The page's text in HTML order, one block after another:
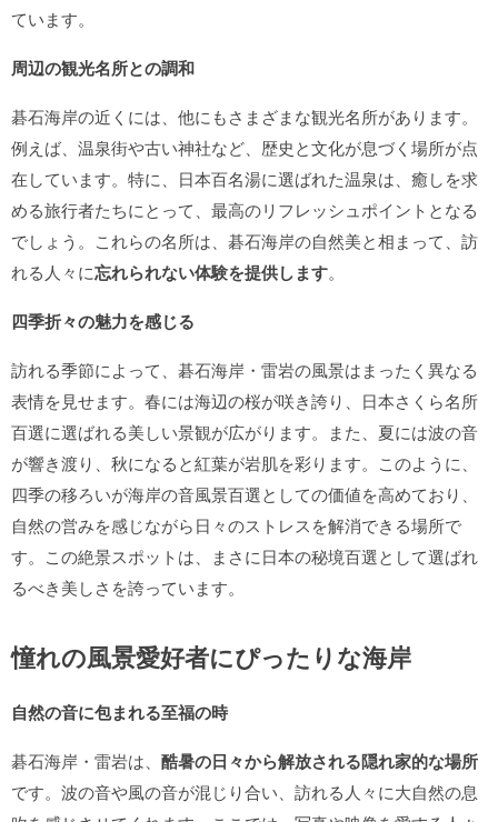
ています。
周辺の観光名所との調和
碁石海岸の近くには、他にもさまざまな観光名所があります。
例えば、温泉街や古い神社など、歴史と文化が息づく場所が点
在しています。特に、日本百名湯に選ばれた温泉は、癒しを求
める旅行者たちにとって、最高のリフレッシュポイントとなる
でしょう。これらの名所は、碁石海岸の自然美と相まって、訪
れる人々に忘れられない体験を提供します。
四季折々の魅力を感じる
訪れる季節によって、碁石海岸・雷岩の風景はまったく異なる
表情を見せます。春には海辺の桜が咲き誇り、日本さくら名所
百選に選ばれる美しい景観が広がります。また、夏には波の音
が響き渡り、秋になると紅葉が岩肌を彩ります。このように、
四季の移ろいが海岸の音風景百選としての価値を高めており、
自然の営みを感じながら日々のストレスを解消できる場所で
す。この絶景スポットは、まさに日本の秘境百選として選ばれ
るべき美しさを誇っています。
憧れの風景愛好者にぴったりな海岸
自然の音に包まれる至福の時
碁石海岸・雷岩は、 酷暑の日々から解放される隠れ家的な場所
です。波の音や風の音が混じり合い、訪れる人々に大自然の息